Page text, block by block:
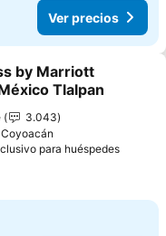
Ver precios
a favoritos
by Marriott
Tlalpan
3.043
para huéspedesVer